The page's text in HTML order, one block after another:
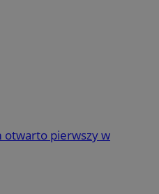
otwarto pierwszy w